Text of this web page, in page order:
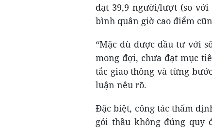
đạt 39,9 người/lượt (so
bình quân giờ cao điểm
“Mặc dù được đầu tư với
mong đợi, chưa đạt mục
tắc giao thông và từng
luận nêu rõ.
Đặc biệt, công tác thẩm
gói thầu không đúng quy